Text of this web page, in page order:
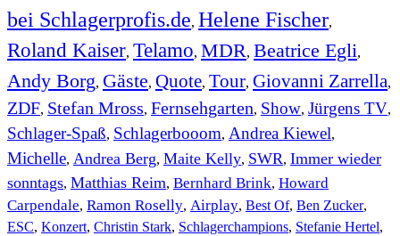
bei Schlagerprofis.de, Helene Fischer,
Roland Kaiser, Telamo, MDR, Beatrice Egli,
Andy Borg, Gäste, Quote, Tour, Giovanni Zarrella,
ZDF, Stefan Mross, Fernsehgarten, Show, Jürgens TV,
Schlager-Spaß, Schlagerbooom, Andrea Kiewel,
Michelle, Andrea Berg, Maite Kelly, SWR, Immer wieder
sonntags, Matthias Reim, Bernhard Brink, Howard
Carpendale, Ramon Roselly, Airplay, Best Of, Ben Zucker,
ESC, Konzert, Christin Stark, Schlagerchampions, Stefanie Hertel,